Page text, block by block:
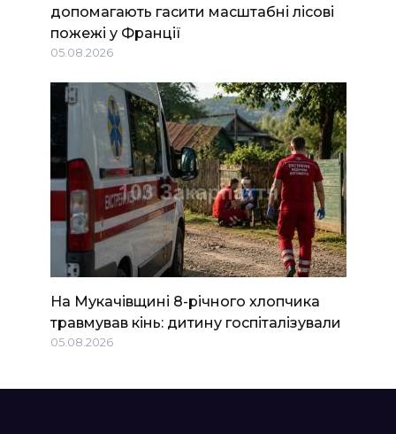
допомагають гасити масштабні лісові
пожежі у Франції
05.08.2026
На Мукачівщині 8-річного хлопчика
травмував кінь: дитину госпіталізували
05.08.2026